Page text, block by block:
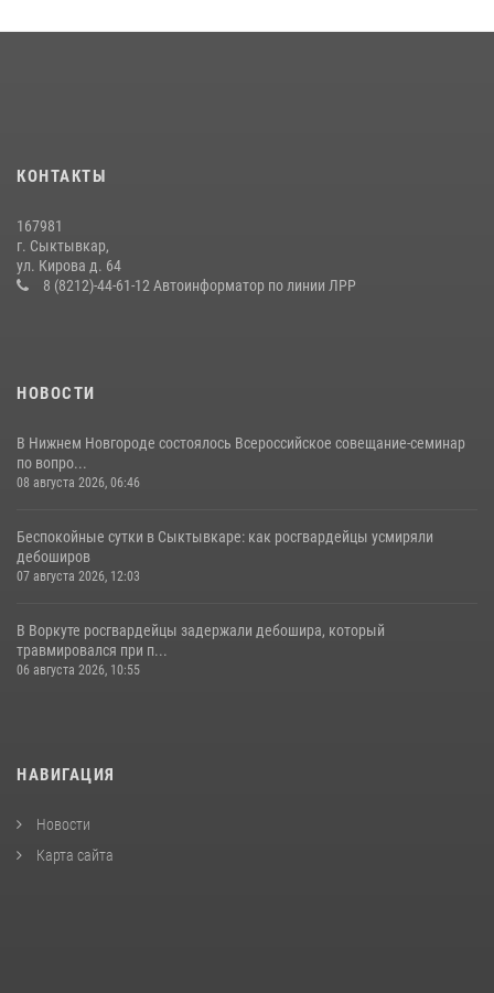
Временно исполняющий обязанности начальника Управления
31 июля 2026, 06:57
В Коми за неделю росгвардейцы изъяли 44 единицы охотничьего
КОНТАКТЫ
167981
г. Сыктывкар,
ул. Кирова д. 64
8 (8212)-44-61-12 Автоинформатор по линии ЛРР
НОВОСТИ
В Нижнем Новгороде состоялось Всероссийское совещание-семинар
по вопро...
08 августа 2026, 06:46
Беспокойные сутки в Сыктывкаре: как росгвардейцы усмиряли
дебоширов
07 августа 2026, 12:03
В Воркуте росгвардейцы задержали дебошира, который
травмировался при п...
06 августа 2026, 10:55
НАВИГАЦИЯ
Новости
Карта сайта